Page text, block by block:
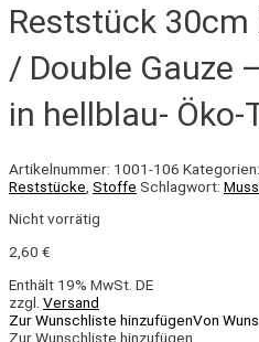
Reststück
/ Double Gauze
in hellblau- Öko-
Artikelnummer: 1001-106 Kategorien:
Reststücke Stoffe Schlagwort:
Nicht vorrätig
2,60 €
Enthält 19% MwSt. DE
zzgl. Versand
Zur Wunschliste hinzufügenVon
Zur Wunschliste hinzufügen